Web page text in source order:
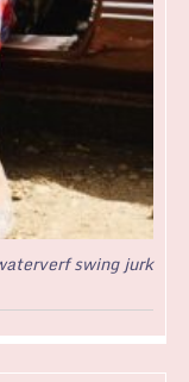
swing jurk